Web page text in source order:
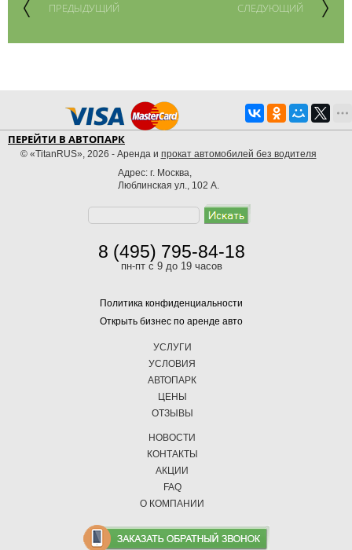
ПРЕДЫДУЩИЙ СЛЕДУЮЩИЙ
ПЕРЕЙТИ В АВТОПАРК
© «TitanRUS», 2026 - Аренда и прокат автомобилей без водителя
Адрес: г. Москва,
Люблинская ул., 102 А.
8 (495) 795-84-18
пн-пт с 9 до 19 часов
Политика конфиденциальности
Открыть бизнес по аренде авто
УСЛУГИ
УСЛОВИЯ
АВТОПАРК
ЦЕНЫ
ОТЗЫВЫ
НОВОСТИ
КОНТАКТЫ
АКЦИИ
FAQ
О КОМПАНИИ